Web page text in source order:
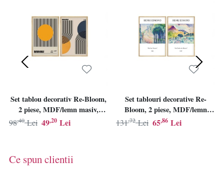
Set tablou decorativ Re-Bloom,
2 piese, MDF/lemn masiv,
multicolor, 20 x 30 cm
49,20 Lei
98,40 Lei
Set tablouri decorative Re-
Bloom, 2 piese, MDF/lemn
masiv, multicolor, 50 x 70 cm
65,86 Lei
131,72 Lei
Ce spun clientii